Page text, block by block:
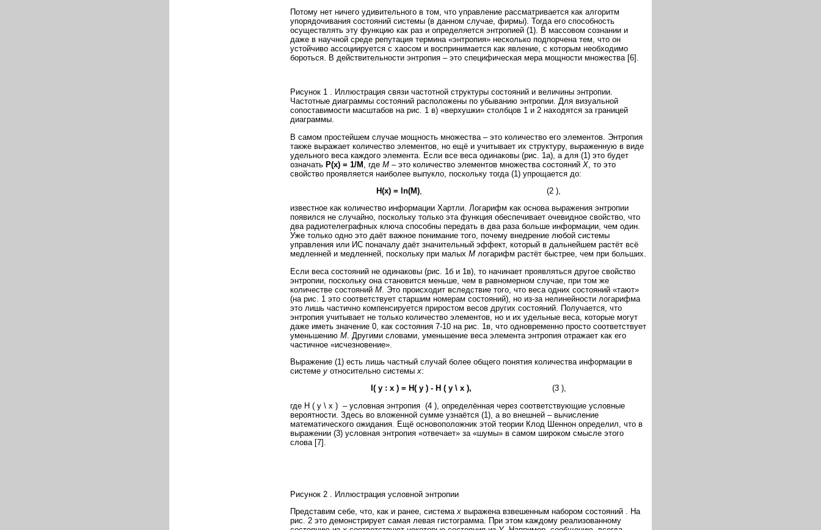
Потому нет ничего удивительного в том, что управление рассматривается как алгоритм
упорядочивания состояний системы (в данном случае, фирмы). Тогда его способность
осуществлять эту функцию как раз и определяется энтропией (1). В массовом сознании и
даже в научной среде репутация термина «энтропия» несколько подпорчена тем, что он
устойчиво ассоциируется с хаосом и воспринимается как явление, с которым необходимо
бороться. В действительности энтропия – это специфическая мера мощности множества [6].
Рисунок 1 . Иллюстрация связи частотной структуры состояний и величины энтропии.
Частотные диаграммы состояний расположены по убыванию энтропии. Для визуальной
сопоставимости масштабов на рис. 1 в) «верхушки» столбцов 1 и 2 находятся за границей
диаграммы.
В самом простейшем случае мощность множества – это количество его элементов. Энтропия
также выражает количество элементов, но ещё и учитывает их структуру, выраженную в виде
удельного веса каждого элемента. Если все веса одинаковы (рис. 1а), а для (1) это будет
означать P(x) = 1/M , где M – это количество элементов множества состояний Х , то это
свойство проявляется наиболее выпукло, поскольку тогда (1) упрощается до:
H(x) = ln(M), (2 ),
известное как количество информации Хартли. Логарифм как основа выражения энтропии
появился не случайно, поскольку только эта функция обеспечивает очевидное свойство, что
два радиотелеграфных ключа способны передать в два раза больше информации, чем один.
Уже только одно это даёт важное понимание того, почему внедрение любой системы
управления или ИС поначалу даёт значительный эффект, который в дальнейшем растёт всё
медленней и медленней, поскольку при малых M логарифм растёт быстрее, чем при больших.
Если веса состояний не одинаковы (рис. 1б и 1в), то начинает проявляться другое свойство
энтропии, поскольку она становится меньше, чем в равномерном случае, при том же
количестве состояний M . Это происходит вследствие того, что веса одних состояний «тают»
(на рис. 1 это соответствует старшим номерам состояний), но из-за нелинейности логарифма
это лишь частично компенсируется приростом весов других состояний. Получается, что
энтропия учитывает не только количество элементов, но и их удельные веса, которые могут
даже иметь значение 0, как состояния 7-10 на рис. 1в, что одновременно просто соответствует
уменьшению M . Другими словами, уменьшение веса элемента энтропия отражает как его
частичное «исчезновение».
Выражение (1) есть лишь частный случай более общего понятия количества информации в
системе y относительно системы x:
I( y : x ) = H( y ) - H ( y \ x ),
(3 ),
где H ( y \ x ) – условная энтропия (4 ), определённая через соответствующие условные
вероятности. Здесь во вложенной сумме узнаётся (1), а во внешней – вычисление
математического ожидания. Ещё основоположник этой теории Клод Шеннон определил, что в
выражении (3) условная энтропия «отвечает» за «шумы» в самом широком смысле этого
слова [7].
Рисунок 2 . Иллюстрация условной энтропии
Представим себе, что, как и ранее, система x выражена взвешенным набором состояний
. На
рис. 2 это демонстрирует самая левая гистограмма. При этом каждому реализованному